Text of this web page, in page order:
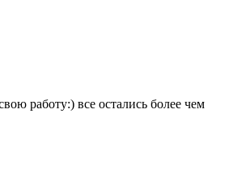
работу:) все остались более чем